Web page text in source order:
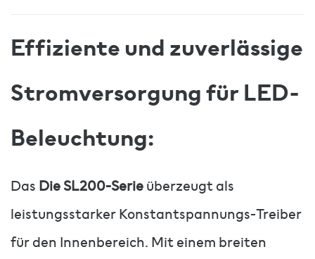
Effiziente und zuverlässige
Stromversorgung für LED-
Beleuchtung:
Das Die SL200-Serieüberzeugt als
leistungsstarker Konstantspannungs-Treiber
für den Innenbereich. Mit einem breiten